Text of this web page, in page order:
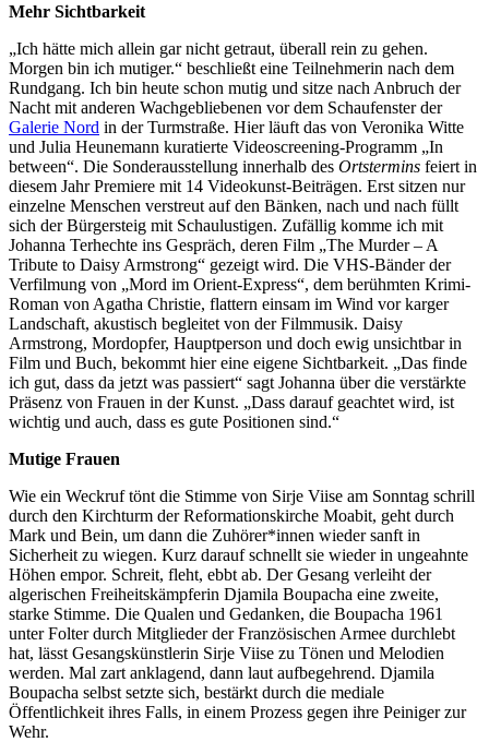
Mehr Sichtbarkeit
„Ich hätte mich allein gar nicht getraut, überall rein zu gehen.
Morgen bin ich mutiger.“ beschließt eine Teilnehmerin nach dem
Rundgang. Ich bin heute schon mutig und sitze nach Anbruch der
Nacht mit anderen Wachgebliebenen vor dem Schaufenster der
Galerie Nord in der Turmstraße. Hier läuft das von Veronika Witte
und Julia Heunemann kuratierte Videoscreening-Programm „In
between“. Die Sonderausstellung innerhalb des Ortstermins feiert in
diesem Jahr Premiere mit 14 Videokunst-Beiträgen. Erst sitzen nur
einzelne Menschen verstreut auf den Bänken, nach und nach füllt
sich der Bürgersteig mit Schaulustigen. Zufällig komme ich mit
Johanna Terhechte ins Gespräch, deren Film „The Murder – A
Tribute to Daisy Armstrong“ gezeigt wird. Die VHS-Bänder der
Verfilmung von „Mord im Orient-Express“, dem berühmten Krimi-
Roman von Agatha Christie, flattern einsam im Wind vor karger
Landschaft, akustisch begleitet von der Filmmusik. Daisy
Armstrong, Mordopfer, Hauptperson und doch ewig unsichtbar in
Film und Buch, bekommt hier eine eigene Sichtbarkeit. „Das finde
ich gut, dass da jetzt was passiert“ sagt Johanna über die verstärkte
Präsenz von Frauen in der Kunst. „Dass darauf geachtet wird, ist
wichtig und auch, dass es gute Positionen sind.“
Mutige Frauen
Wie ein Weckruf tönt die Stimme von Sirje Viise am Sonntag schrill
durch den Kirchturm der Reformationskirche Moabit, geht durch
Mark und Bein, um dann die Zuhörer*innen wieder sanft in
Sicherheit zu wiegen. Kurz darauf schnellt sie wieder in ungeahnte
Höhen empor. Schreit, fleht, ebbt ab. Der Gesang verleiht der
algerischen Freiheitskämpferin Djamila Boupacha eine zweite,
starke Stimme. Die Qualen und Gedanken, die Boupacha 1961
unter Folter durch Mitglieder der Französischen Armee durchlebt
hat, lässt Gesangskünstlerin Sirje Viise zu Tönen und Melodien
werden. Mal zart anklagend, dann laut aufbegehrend. Djamila
Boupacha selbst setzte sich, bestärkt durch die mediale
Öffentlichkeit ihres Falls, in einem Prozess gegen ihre Peiniger zur
Wehr.